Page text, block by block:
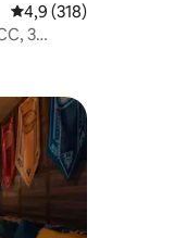
159
Priemerné
4,9 (318)
3